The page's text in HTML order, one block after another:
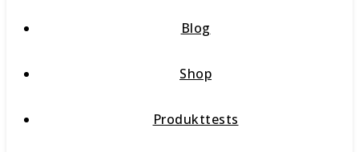
Blog
Shop
Produkttests